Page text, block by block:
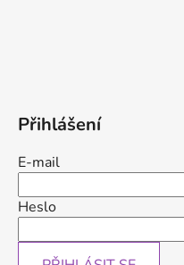
Přihlášení
E-mail
Heslo